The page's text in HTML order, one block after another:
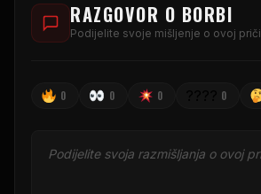
RAZGOVOR O BORBI
Podijelite svoje mišljenje o ovoj priči
0 0 0 0